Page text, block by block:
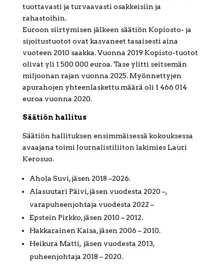
tuottavasti ja turvaavasti osakkeisiin ja
rahastoihin.
Euroon siirtymisen jälkeen säätiön Kopiosto- ja
sijoitustuotot ovat kasvaneet tasaisesti aina
vuoteen 2010 saakka. Vuonna 2019 Kopisto-tuotot
olivat yli 1 500 000 euroa. Tase ylitti seitsemän
miljoonan rajan vuonna 2025. Myönnettyjen
apurahojen yhteenlaskettu määrä oli 1 466 014
euroa vuonna 2020.
Säätiön hallitus
Säätiön hallituksen ensimmäisessä kokouksessa
avaajana toimi Journalistiliiton lakimies Lauri
Kerosuo.
Ahola Suvi, jäsen 2018 –2026.
Alasuutari Päivi, jäsen vuodesta 2020 –,
varapuheenjohtaja vuodesta 2022 –
Epstein Pirkko, jäsen 2010 – 2012.
Hakkarainen Kaisa, jäsen 2006 – 2010.
Heikura Matti, jäsen vuodesta 2013,
puheenjohtaja 2018 – 2020.